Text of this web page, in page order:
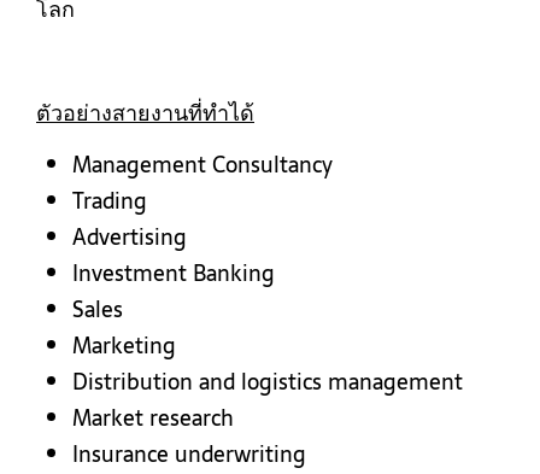
โลก
ตัวอย่างสายงานที่ทำได้
Management Consultancy
Trading
Advertising
Investment Banking
Sales
Marketing
Distribution and logistics management
Market research
Insurance underwriting